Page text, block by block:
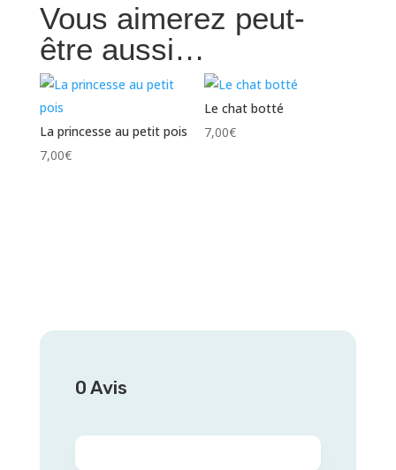
Vous aimerez peut-
être aussi…
La princesse au petit pois
7,00€
Le chat botté
7,00€
0 Avis